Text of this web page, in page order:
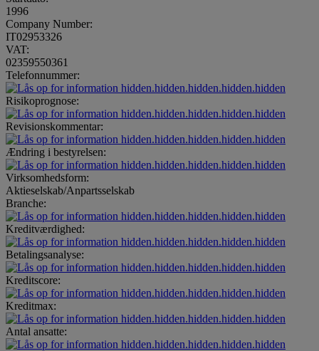
1996
Company Number:
IT02953326
VAT:
02359550361
Telefonnummer:
hidden.hidden.hidden.hidden.hidden
Risikoprognose:
hidden.hidden.hidden.hidden.hidden
Revisionskommentar:
hidden.hidden.hidden.hidden.hidden
Ændring i bestyrelsen:
hidden.hidden.hidden.hidden.hidden
Virksomhedsform:
Aktieselskab/Anpartsselskab
Branche:
hidden.hidden.hidden.hidden.hidden
Kreditværdighed:
hidden.hidden.hidden.hidden.hidden
Betalingsanalyse:
hidden.hidden.hidden.hidden.hidden
Kreditscore:
hidden.hidden.hidden.hidden.hidden
Kreditmax:
hidden.hidden.hidden.hidden.hidden
Antal ansatte:
hidden.hidden.hidden.hidden.hidden